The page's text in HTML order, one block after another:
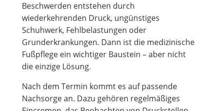
Beschwerden entstehen durch
wiederkehrenden Druck, ungünstiges
Schuhwerk, Fehlbelastungen oder
Grunderkrankungen. Dann ist die medizinische
Fußpflege ein wichtiger Baustein – aber nicht
die einzige Lösung.
Nach dem Termin kommt es auf passende
Nachsorge an. Dazu gehören regelmäßiges